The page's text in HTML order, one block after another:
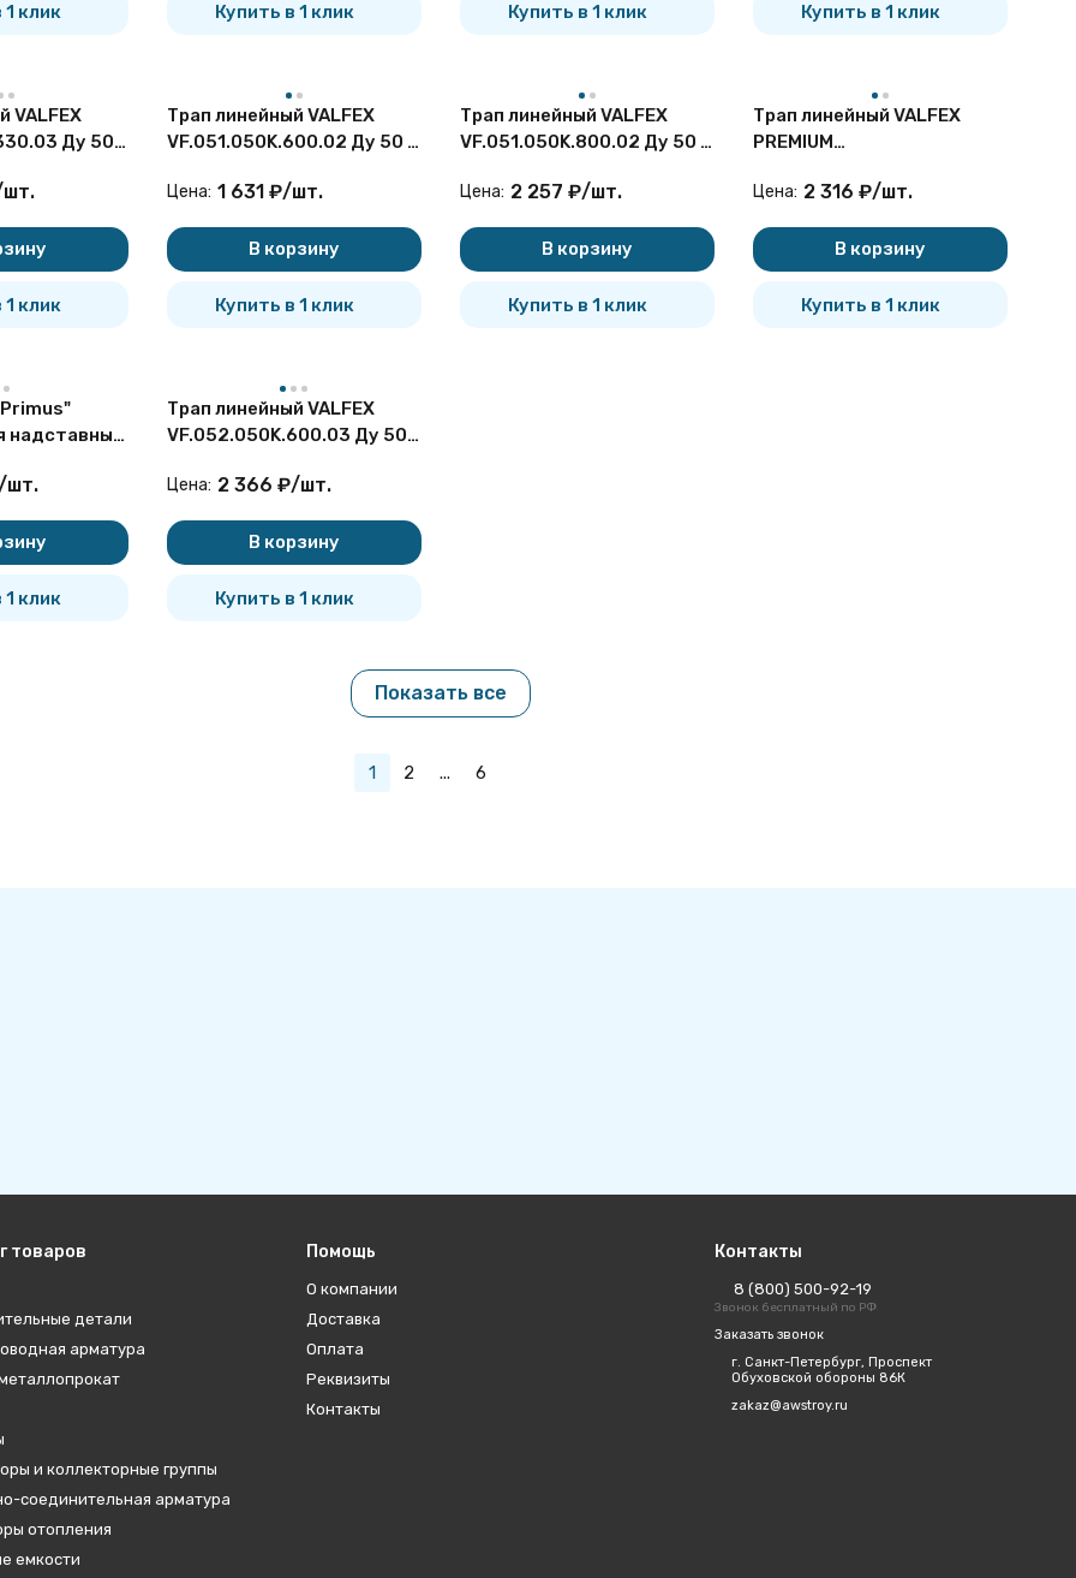
1 клик Купить в 1 клик Купить в 1 клик Купить в 1 клик
VALFEX
Ду 50 с
шт.
1 клик
Трап линейный VALFEX
VF.051.050K.600.02 Ду 50 с
под плитку
Цена: 1 631 ₽/шт.
В корзину
Купить в 1 клик
Трап линейный VALFEX
VF.051.050K.800.02 Ду 50 с
под плитку
Цена: 2 257 ₽/шт.
В корзину
Купить в 1 клик
Трап линейный VALFEX
PREMIUM
40 комбинированный
Цена: 2 316 ₽/шт.
В корзину
Купить в 1 клик
надставных
шт.
1 клик
Трап линейный VALFEX
VF.052.050K.600.03 Ду 50 с
нерж.стали
Цена: 2 366 ₽/шт.
В корзину
Купить в 1 клик
Показать все
1 2 ... 6
товаров
детали
арматура
и коллекторные группы
соединительная арматура
отопления
емкости
Помощь
О компании
Доставка
Оплата
Реквизиты
Контакты
Контакты
8 (800) 500-92-19
Звонок бесплатный по РФ
Заказать звонок
г. Санкт-Петербург, Проспект
Обуховской обороны 86К
zakaz@awstroy.ru